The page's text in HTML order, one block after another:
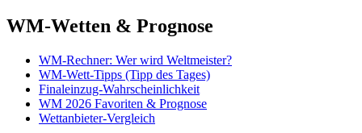
WM-Wetten & Prognose
WM-Rechner: Wer wird Weltmeister?
WM-Wett-Tipps (Tipp des Tages)
Finaleinzug-Wahrscheinlichkeit
WM 2026 Favoriten & Prognose
Wettanbieter-Vergleich